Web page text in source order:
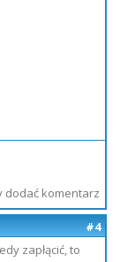
dodać komentarz
#4
zapłącić, to